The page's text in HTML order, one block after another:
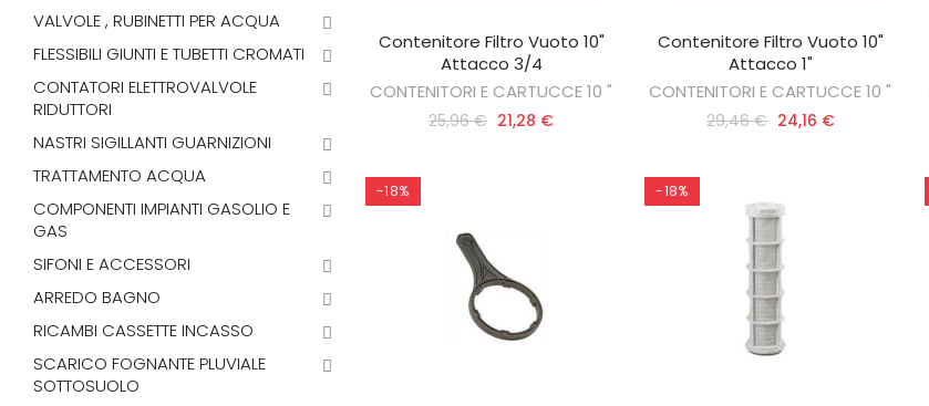
AGGIUNGI AL CARRELLO
Contenitore Filtro Vuoto 10"
Attacco 3/4
CONTENITORI E CARTUCCE 10 "
25,96 € 21,28 €
AGGIUNGI AL CARRELLO
Contenitore Filtro Vuoto 10"
Attacco 1"
CONTENITORI E CARTUCCE 10 "
29,46 € 24,16 €
-18% -18%
VALVOLE , RUBINETTI PER ACQUA
FLESSIBILI GIUNTI E TUBETTI CROMATI
CONTATORI ELETTROVALVOLE
RIDUTTORI
NASTRI SIGILLANTI GUARNIZIONI
TRATTAMENTO ACQUA
COMPONENTI IMPIANTI GASOLIO E
GAS
SIFONI E ACCESSORI
ARREDO BAGNO
RICAMBI CASSETTE INCASSO
SCARICO FOGNANTE PLUVIALE
SOTTOSUOLO